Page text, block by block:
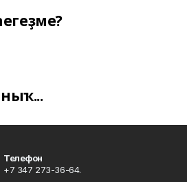
Телефон
+7 347 273-36-64.